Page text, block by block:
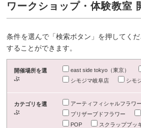
ワークショップ・体験教室
条件を選んで「検索ボタン」を押してく
することができます。
開催場所を選
ぶ
east side tokyo（東京）
シモジマ岐阜店
シモ
カテゴリを選
ぶ
アーティフィシャルフラワー
プリザーブドフラワー
POP
スクラップブッ